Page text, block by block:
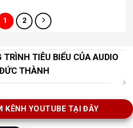
1 2
TRÌNH TIÊU BIỂU CỦA AUDIO
THÀNH
KÊNH YOUTUBE TẠI ĐÂY